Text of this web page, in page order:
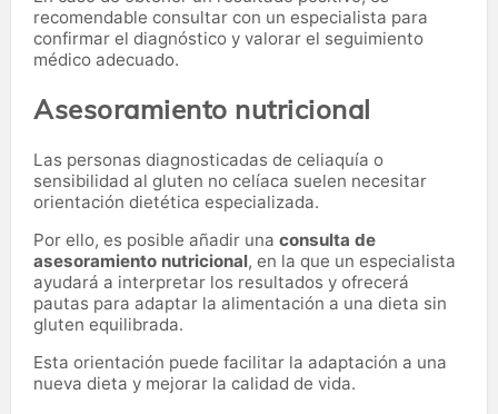
recomendable consultar con un especialista para
confirmar el diagnóstico y valorar el seguimiento
médico adecuado.
Asesoramiento nutricional
Las personas diagnosticadas de celiaquía o
sensibilidad al gluten no celíaca suelen necesitar
orientación dietética especializada.
Por ello, es posible añadir una consulta de
asesoramiento nutricional, en la que un especialista
ayudará a interpretar los resultados y ofrecerá
pautas para adaptar la alimentación a una dieta sin
gluten equilibrada.
Esta orientación puede facilitar la adaptación a una
nueva dieta y mejorar la calidad de vida.